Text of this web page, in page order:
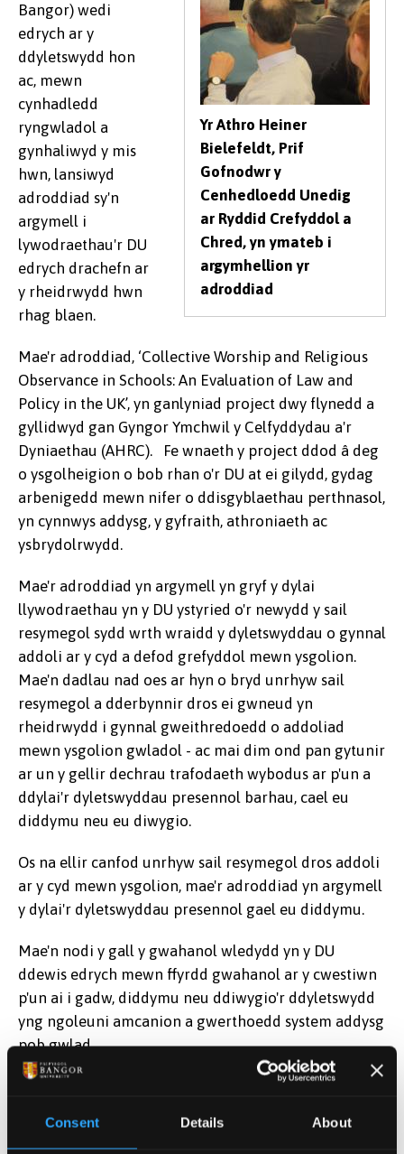
Consent Details About
Yr Athro Heiner
Bielefeldt, Prif
Gofnodwr y
Cenhedloedd Unedig
ar Ryddid Crefyddol a
Chred, yn ymateb i
argymhellion yr
adroddiad
Bangor) wedi
edrych ar y
ddyletswydd hon
ac, mewn
cynhadledd
ryngwladol a
gynhaliwyd y mis
hwn, lansiwyd
adroddiad sy'n
argymell i
lywodraethau'r DU
edrych drachefn ar
y rheidrwydd hwn
rhag blaen.
Mae'r adroddiad, ‘Collective Worship and Religious
Observance in Schools: An Evaluation of Law and
Policy in the UK’, yn ganlyniad project dwy flynedd a
gyllidwyd gan Gyngor Ymchwil y Celfyddydau a'r
Dyniaethau (AHRC). Fe wnaeth y project ddod â deg
o ysgolheigion o bob rhan o'r DU at ei gilydd, gydag
arbenigedd mewn nifer o ddisgyblaethau perthnasol,
yn cynnwys addysg, y gyfraith, athroniaeth ac
ysbrydolrwydd.
Mae'r adroddiad yn argymell yn gryf y dylai
llywodraethau yn y DU ystyried o'r newydd y sail
resymegol sydd wrth wraidd y dyletswyddau o gynnal
addoli ar y cyd a defod grefyddol mewn ysgolion.
Mae'n dadlau nad oes ar hyn o bryd unrhyw sail
resymegol a dderbynnir dros ei gwneud yn
rheidrwydd i gynnal gweithredoedd o addoliad
mewn ysgolion gwladol - ac mai dim ond pan gytunir
ar un y gellir dechrau trafodaeth wybodus ar p'un a
ddylai'r dyletswyddau presennol barhau, cael eu
diddymu neu eu diwygio.
Os na ellir canfod unrhyw sail resymegol dros addoli
ar y cyd mewn ysgolion, mae'r adroddiad yn argymell
y dylai'r dyletswyddau presennol gael eu diddymu.
Mae'n nodi y gall y gwahanol wledydd yn y DU
ddewis edrych mewn ffyrdd gwahanol ar y cwestiwn
p'un ai i gadw, diddymu neu ddiwygio'r ddyletswydd
yng ngoleuni amcanion a gwerthoedd system addysg
pob gwlad.
Yn ogystal â phwysleisio'r angen i'r dyletswyddau
adroddiad yn gwneud nifer o argymhellion o ran y